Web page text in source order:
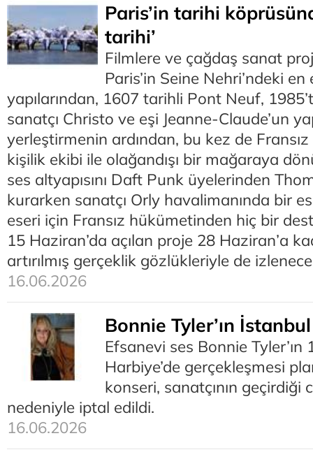
Paris’in tarihi
tarihi’
Filmlere ve çağdaş sanat
Paris’in Seine Nehri’ndeki
yapılarından, 1607 tarihli Pont Neuf,
sanatçı Christo ve eşi Jeanne-Claude’un
yerleştirmenin ardından, bu kez de Fransız
kişilik ekibi ile olağandışı bir mağaraya
ses altyapısını Daft Punk üyelerinden
kurarken sanatçı Orly havalimanında bir
eseri için Fransız hükümetinden hiç bir
15 Haziran’da açılan proje 28 Haziran’a
artırılmış gerçeklik gözlükleriyle de
16.06.2026
Bonnie Tyler’ın
Efsanevi ses Bonnie Tyler’ın
Harbiye’de gerçekleşmesi
konseri, sanatçının geçirdiği
nedeniyle iptal edildi.
16.06.2026